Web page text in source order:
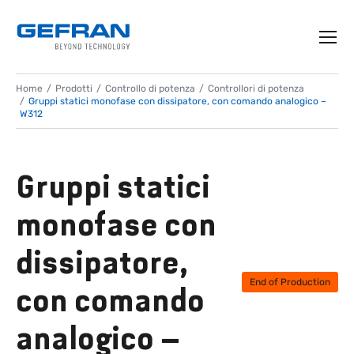
Home Prodotti Controllo di potenza
Controllori di potenza
Gruppi statici monofase con dissipatore, con comando analogico –
W312
Gruppi statici
monofase con
dissipatore,
con comando
analogico –
End of Production